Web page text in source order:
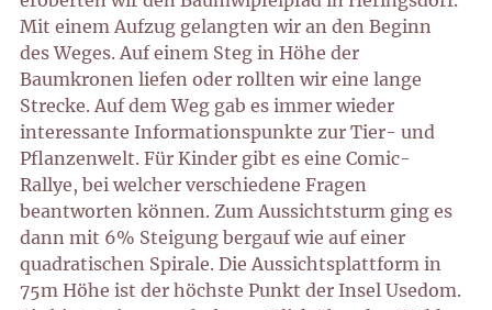
Mit einem Aufzug gelangten wir an den Beginn
des Weges. Auf einem Steg in Höhe der
Baumkronen liefen oder rollten wir eine lange
Strecke. Auf dem Weg gab es immer wieder
interessante Informationspunkte zur Tier- und
Pflanzenwelt. Für Kinder gibt es eine Comic-
Rallye, bei welcher verschiedene Fragen
beantworten können. Zum Aussichtsturm ging es
dann mit 6% Steigung bergauf wie auf einer
quadratischen Spirale. Die Aussichtsplattform in
75m Höhe ist der höchste Punkt der Insel Usedom.